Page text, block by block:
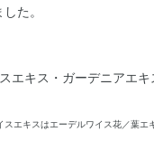
た。
エキス・ガーデニアエ
エキスはエーデルワイス花／葉